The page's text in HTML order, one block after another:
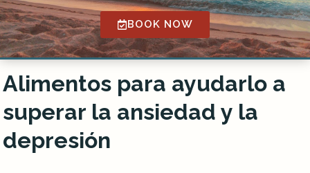
BOOK NOW
Alimentos para ayudarlo a
superar la ansiedad y la
depresión